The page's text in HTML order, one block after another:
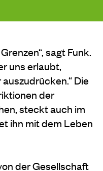
sagt Funk.
uns erlaubt,
Die
der
steckt auch im
ihn mit dem Leben
der Gesellschaft